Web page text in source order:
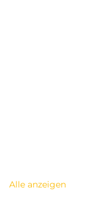
Alle anzeigen